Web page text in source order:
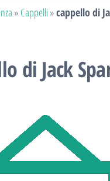
» Cappelli»cappello di
di Jack